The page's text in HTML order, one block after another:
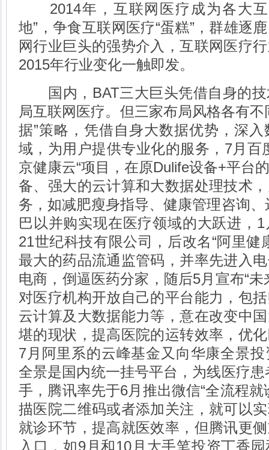
2014年，互联网医疗成为各大互
地”，争食互联网医疗“蛋糕”，群雄逐
网行业巨头的强势介入，互联网医疗
2015年行业变化一触即发。
国内，BAT三大巨头凭借自身的技
局互联网医疗。但三家布局风格各有
据”策略，凭借自身大数据优势，深
域，为用户提供专业化的服务，7月百
京健康云“项目，在原Dulife设备+平台
备、强大的云计算和大数据处理技术
务，如减肥瘦身指导、健康管理咨询
巴以并购实现在医疗领域的大跃进，
21世纪科技有限公司，后改名“阿里健
最大的药品流通监管码，并率先进入
电商，倒逼医药分家，随后5月宣布“
对医疗机构开放自己的平台能力，包
云计算及大数据能力等，意在改变中
堪的现状，提高医院的运转效率，优
7月阿里系的云峰基金又向华康全景
全景是国内统一挂号平台，为线医疗
手，腾讯率先于6月推出微信“全流程
描医院二维码或者添加关注，就可以
就诊环节，提高就医效率，但腾讯更
入口，如9月和10月大手笔投资丁香